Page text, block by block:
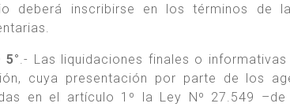
deberá inscribirse en los términos de
5° .- Las liquidaciones finales o
cuya presentación por parte de los
en el artículo 1º la Ley Nº 27.549